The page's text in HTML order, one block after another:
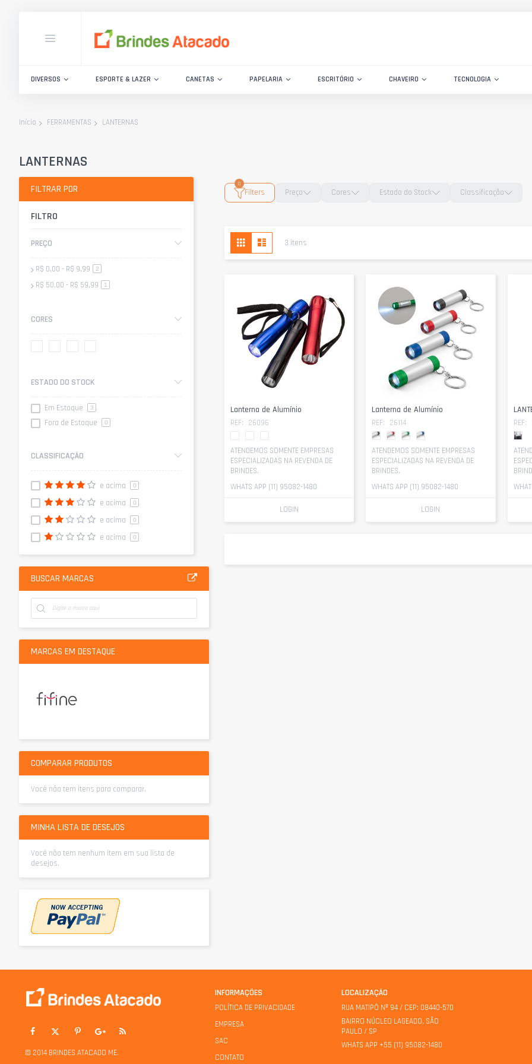
DIVERSOS ESPORTE & LAZER CANETAS PAPELARIA ESCRITÓRIO CHAVEIRO TECNOLOGIA
Início FERRAMENTAS LANTERNAS
LANTERNAS
Filters Preço Cores Estado do Stock Classificação
Ver
como
Grade 3 itens
Lanterna de Alumínio
REF: 26096
ATENDEMOS SOMENTE EMPRESAS
ESPECIALIZADAS NA REVENDA DE
BRINDES.
WHATS APP (11) 95082-1480
LOGIN
Lanterna de Alumínio
REF: 26114
ATENDEMOS SOMENTE EMPRESAS
ESPECIALIZADAS NA REVENDA DE
BRINDES.
WHATS APP (11) 95082-1480
LOGIN
REF:
FILTRAR POR
FILTRO
PREÇO
R$ 0,00 - R$ 9,99 2artigo
R$ 50,00 - R$ 59,99 1
CORES
ESTADO DO STOCK
Em Estoque 3
Fora de Estoque 0
CLASSIFICAÇÃO
e acima 0
e acima 0
e acima 0
e acima 0
BUSCAR MARCAS
MARCAS EM DESTAQUE
COMPARAR PRODUTOS
Você não tem itens para comparar.
MINHA LISTA DE DESEJOS
Você não tem nenhum item em sua lista de
desejos.
© 2014 BRINDES ATACADO ME.
INFORMAÇÕES
POLÍTICA DE PRIVACIDADE
EMPRESA
SAC
CONTATO
LOCALIZAÇÃO
RUA MATIPÓ Nº 94 / CEP: 08440-570
BAIRRO NÚCLEO LAGEADO, SÃO
PAULO / SP
WHATS APP +55 (11) 95082-1480